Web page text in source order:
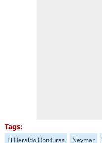
Tags:
El Heraldo Honduras Neymar